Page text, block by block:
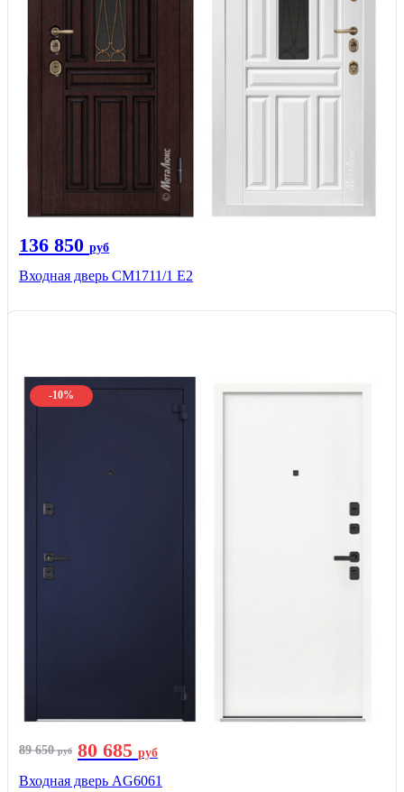
136 850 руб
Входная дверь CМ1711/1 Е2
-10%
89 650руб 80 685 руб
Входная дверь AG6061